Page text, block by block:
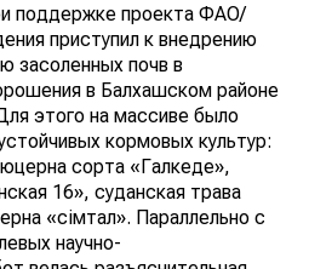
поддержке проекта ФАО/
приступил к внедрению
засоленных почв в
в Балхашском районе
этого на массиве было
кормовых культур:
сорта «Галкеде»,
16», суданская трава
«Өсімтал». Параллельно с
научно-